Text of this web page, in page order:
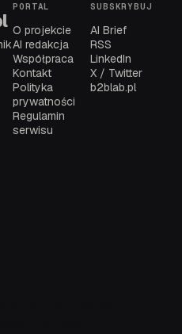
PORTAL
O projekcie
AI redakcja
Współpraca
Kontakt
Polityka
prywatności
Regulamin
serwisu
SUBSKRYBUJ
AI Brief
RSS
LinkedIn
X / Twitter
b2blab.pl